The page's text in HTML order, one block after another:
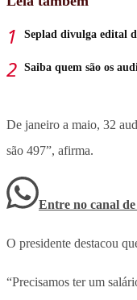
Seplad divulga edital
Saiba quem são os
De janeiro a maio, 32
são 497”, afirma.
Entre no canal
O presidente destacou
“Precisamos ter um